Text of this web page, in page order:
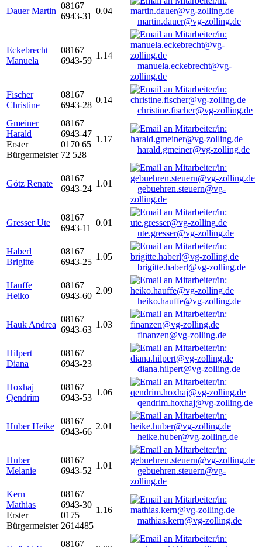
Dauer Martin
08167
6943-31
0.04
martin.dauer@vg-zolling.de
Eckebrecht
Manuela
08167
6943-59
1.14
manuela.eckebrecht@vg-
zolling.de
Fischer
Christine
08167
6943-28
0.14
christine.fischer@vg-zolling.de
Gmeiner
Harald
Erster
Bürgermeister
08167
6943-47
0170 65
72 528
1.17
harald.gmeiner@vg-zolling.de
Götz Renate
08167
6943-24
1.01
gebuehren.steuern@vg-
zolling.de
Gresser Ute
08167
6943-11
0.01
ute.gresser@vg-zolling.de
Haberl
Brigitte
08167
6943-25
1.05
brigitte.haberl@vg-zolling.de
Hauffe
Heiko
08167
6943-60
2.09
heiko.hauffe@vg-zolling.de
Hauk Andrea
08167
6943-63
1.03
finanzen@vg-zolling.de
Hilpert
Diana
08167
6943-23
diana.hilpert@vg-zolling.de
Hoxhaj
Qendrim
08167
6943-53
1.06
qendrim.hoxhaj@vg-zolling.de
Huber Heike
08167
6943-66
2.01
heike.huber@vg-zolling.de
Huber
Melanie
08167
6943-52
1.01
gebuehren.steuern@vg-
zolling.de
Kern
Mathias
Erster
Bürgermeister
08167
6943-30
0175
2614485
1.16
mathias.kern@vg-zolling.de
08167